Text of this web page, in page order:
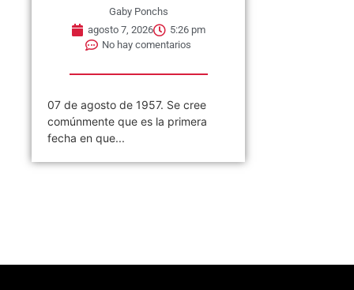
Gaby Ponchs
agosto 7, 2026
5:26 pm
No hay comentarios
07 de agosto de 1957. Se cree
comúnmente que es la primera
fecha en que...